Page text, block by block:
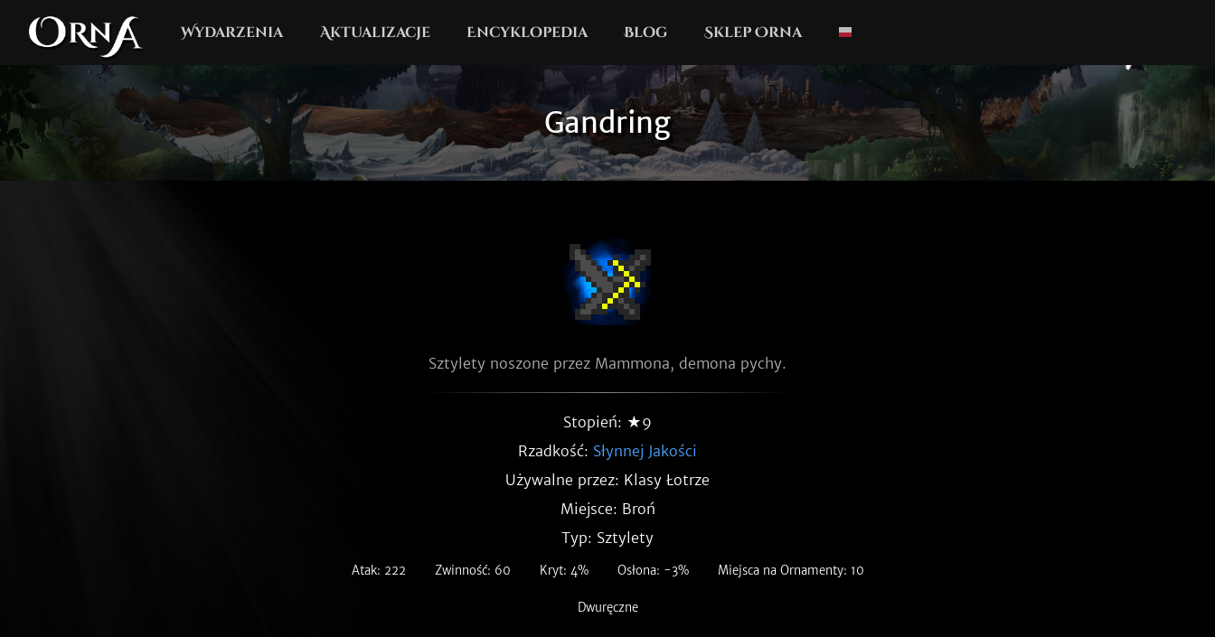
Wydarzenia Aktualizacje Encyklopedia Blog Sklep Orna
Gandring
Sztylety noszone przez Mammona, demona pychy.
Stopień: ★9
Rzadkość: Słynnej Jakości
Używalne przez: Klasy Łotrze
Miejsce: Broń
Typ: Sztylety
Atak: 222 Zwinność: 60 Kryt: 4% Osłona: -3% Miejsca na Ornamenty: 10
Dwuręczne